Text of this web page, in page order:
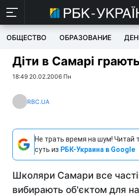
ОБЩЕСТВО ОБРАЗОВАНИЕ
Діти в Самарі
18:49 20.02.2006 Пн
RBC.UA
Не трать время на шум! Читай
суть из РБК-Украина в Google
Школяри Самари все
вибирають об'єктом для